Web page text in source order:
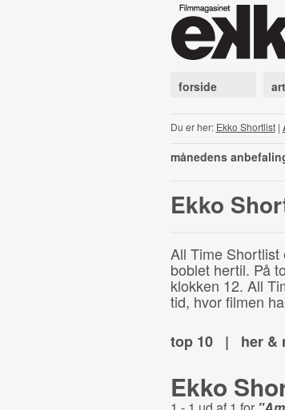
forside
Du er her: Ekko Shortlist|
månedens
Ekko
All Time
boblet hertil. På
klokken 12. All
tid, hvor filmen
top 10
| her &
Ekko